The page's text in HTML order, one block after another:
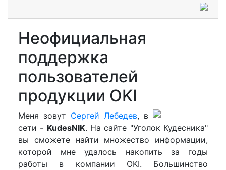
Неофициальная
поддержка
пользователей
продукции OKI
Меня зовут Сергей Лебедев, в
сети - KudesNIK. На сайте "Уголок Кудесника"
вы сможете найти множество информации,
которой мне удалось накопить за годы
работы в компании OKI. Большинство